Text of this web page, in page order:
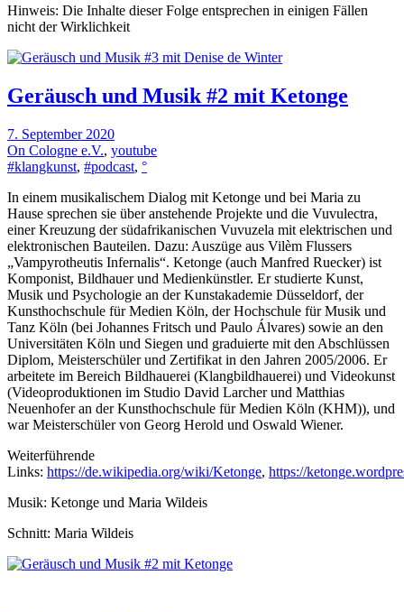
Hinweis: Die Inhalte dieser Folge entsprechen in einigen Fällen
nicht der Wirklichkeit
Geräusch und Musik #2 mit Ketonge
7. September 2020
On Cologne e.V., youtube
#klangkunst, #podcast, °
In einem musikalischem Dialog mit Ketonge und bei Maria zu
Hause sprechen sie über anstehende Projekte und die Vuvulectra,
einer Kreuzung der südafrikanischen Vuvuzela mit elektrischen und
elektronischen Bauteilen. Dazu: Auszüge aus Vilèm Flussers
„Vampyrotheutis Infernalis“. Ketonge (auch Manfred Ruecker) ist
Komponist, Bildhauer und Medienkünstler. Er studierte Kunst,
Musik und Psychologie an der Kunstakademie Düsseldorf, der
Kunsthochschule für Medien Köln, der Hochschule für Musik und
Tanz Köln (bei Johannes Fritsch und Paulo Álvares) sowie an den
Universitäten Köln und Siegen und graduierte mit den Abschlüssen
Diplom, Meisterschüler und Zertifikat in den Jahren 2005/2006. Er
arbeitete im Bereich Bildhauerei (Klangbildhauerei) und Videokunst
(Videoproduktionen im Studio David Larcher und Matthias
Neuenhofer an der Kunsthochschule für Medien Köln (KHM)), und
war Meisterschüler von Georg Herold und Oswald Wiener.
Weiterführende
Links: https://de.wikipedia.org/wiki/Ketonge, https://
Musik: Ketonge und Maria Wildeis
Schnitt: Maria Wildeis